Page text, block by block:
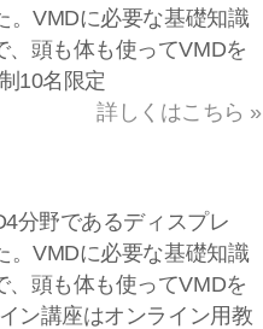
。VMDに必要な基礎知識
頭も体も使ってVMDを
10名限定
詳しくはこちら »
分野であるディスプレ
。VMDに必要な基礎知識
頭も体も使ってVMDを
ン講座はオンライン用教